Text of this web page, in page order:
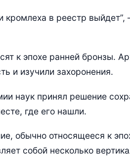
в реестр выйдет”,
к эпохе ранней бронзы.
и изучили захоронения.
наук принял решение
где его нашли.
обычно относящееся к
собой несколько